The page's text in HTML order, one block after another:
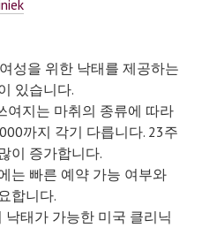
성을 위한 낙태를 제공하는
있습니다.
여지는 마취의 종류에 따라
까지 각기 다릅니다. 23주
이 증가합니다.
는 빠른 예약 가능 여부와
합니다.
태가 가능한 미국 클리닉